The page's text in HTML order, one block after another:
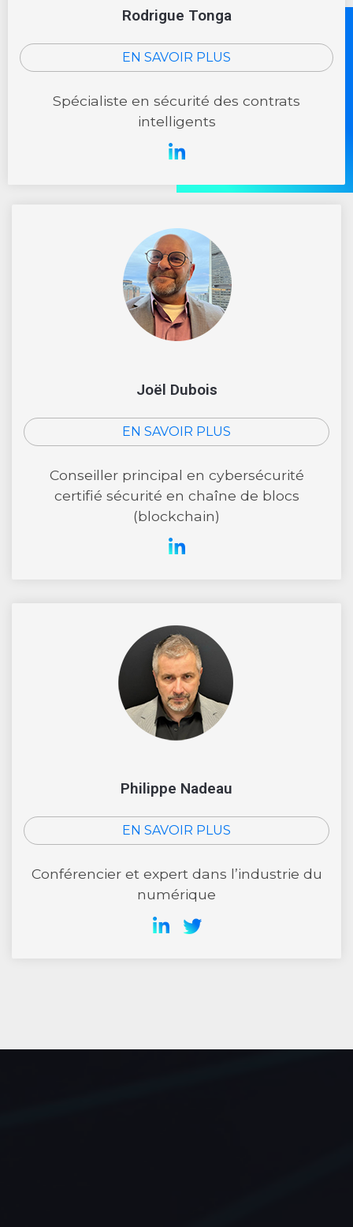
Rodrigue Tonga
EN SAVOIR PLUS
Spécialiste en sécurité des contrats
intelligents
Joël Dubois
EN SAVOIR PLUS
Conseiller principal en cybersécurité
certifié sécurité en chaîne de blocs
(blockchain)
Philippe Nadeau
EN SAVOIR PLUS
Conférencier et expert dans l’industrie du
numérique